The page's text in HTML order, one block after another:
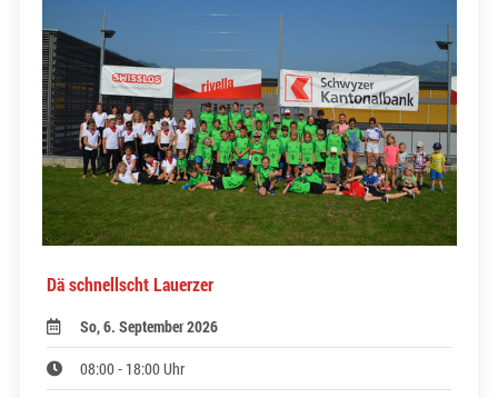
Dä schnellscht Lauerzer
So, 6. September 2026
08:00 - 18:00 Uhr